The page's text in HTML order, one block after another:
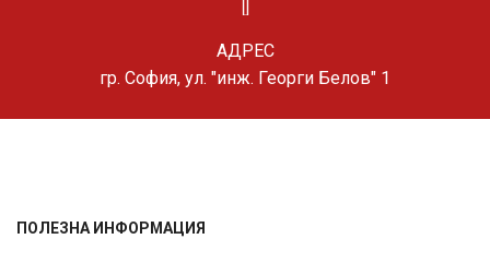
АДРЕС
гр. София, ул. "инж. Георги Белов" 1
ПОЛЕЗНА ИНФОРМАЦИЯ